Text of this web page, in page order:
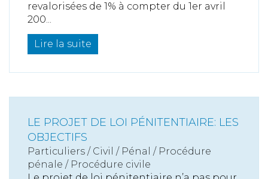
revalorisées de 1% à compter du 1er avril
200...
Lire la suite
LE PROJET DE LOI PÉNITENTIAIRE: LES
OBJECTIFS
Particuliers / Civil / Pénal / Procédure
pénale / Procédure civile